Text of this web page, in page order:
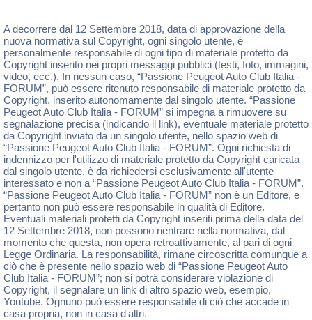
A decorrere dal 12 Settembre 2018, data di approvazione della
nuova normativa sul Copyright, ogni singolo utente, è
personalmente responsabile di ogni tipo di materiale protetto da
Copyright inserito nei propri messaggi pubblici (testi, foto, immagini,
video, ecc.). In nessun caso, “Passione Peugeot Auto Club Italia -
FORUM”, può essere ritenuto responsabile di materiale protetto da
Copyright, inserito autonomamente dal singolo utente. “Passione
Peugeot Auto Club Italia - FORUM” si impegna a rimuovere su
segnalazione precisa (indicando il link), eventuale materiale protetto
da Copyright inviato da un singolo utente, nello spazio web di
“Passione Peugeot Auto Club Italia - FORUM”. Ogni richiesta di
indennizzo per l'utilizzo di materiale protetto da Copyright caricata
dal singolo utente, è da richiedersi esclusivamente all'utente
interessato e non a “Passione Peugeot Auto Club Italia - FORUM”.
“Passione Peugeot Auto Club Italia - FORUM” non è un Editore, e
pertanto non può essere responsabile in qualità di Editore.
Eventuali materiali protetti da Copyright inseriti prima della data del
12 Settembre 2018, non possono rientrare nella normativa, dal
momento che questa, non opera retroattivamente, al pari di ogni
Legge Ordinaria. La responsabilità, rimane circoscritta comunque a
ciò che è presente nello spazio web di “Passione Peugeot Auto
Club Italia - FORUM”; non si potrà considerare violazione di
Copyright, il segnalare un link di altro spazio web, esempio,
Youtube. Ognuno può essere responsabile di ciò che accade in
casa propria, non in casa d'altri.